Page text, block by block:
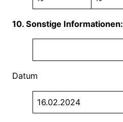
10. Sonstige Informationen:
Datum
16.02.2024